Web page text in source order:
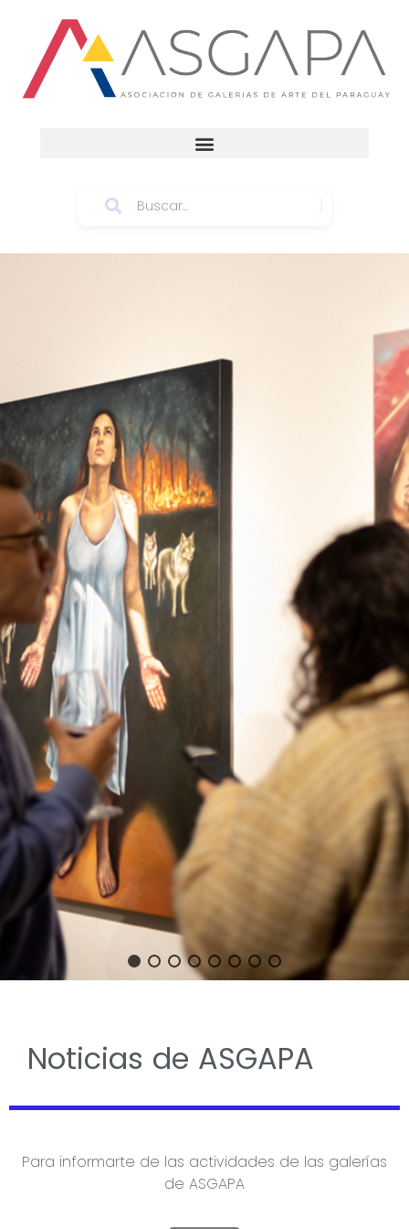
Noticias de ASGAPA
Para informarte de las actividades de las galerías
de ASGAPA